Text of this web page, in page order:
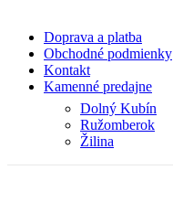
Doprava a platba
Obchodné podmienky
Kontakt
Kamenné predajne
Dolný Kubín
Ružomberok
Žilina